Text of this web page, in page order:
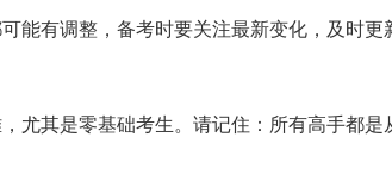
能有调整，备考时要关注最新变化，及时更
尤其是零基础考生。请记住：所有高手都是